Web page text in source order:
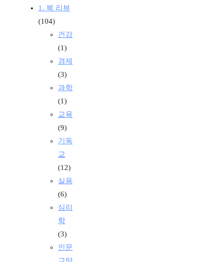
1. 북 리뷰
(104)
건강
(1)
경제
(3)
과학
(1)
교육
(9)
기독
교
(12)
실용
(6)
심리
학
(3)
인문